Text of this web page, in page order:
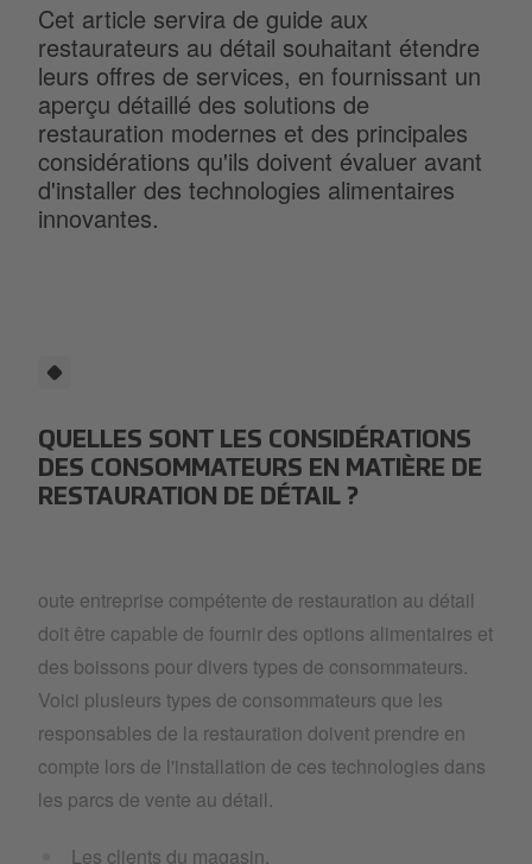
Cet article servira de guide aux
restaurateurs au détail souhaitant étendre
leurs offres de services, en fournissant un
aperçu détaillé des solutions de
restauration modernes et des principales
considérations qu'ils doivent évaluer avant
d'installer des technologies alimentaires
innovantes.
QUELLES SONT LES CONSIDÉRATIONS
DES CONSOMMATEURS EN MATIÈRE DE
RESTAURATION DE DÉTAIL ?
oute entreprise compétente de restauration au détail
doit être capable de fournir des options alimentaires et
des boissons pour divers types de consommateurs.
Voici plusieurs types de consommateurs que les
responsables de la restauration doivent prendre en
compte lors de l'installation de ces technologies dans
les parcs de vente au détail.
Les clients du magasin.